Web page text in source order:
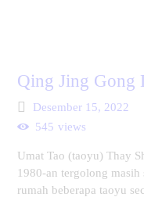
HUBUNGI
Qing Jing Gong
Desember 15, 2022
545 views
Umat Tao (taoyu) Thay
1980-an tergolong
rumah beberapa taoyu